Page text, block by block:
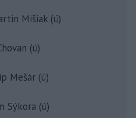
Mišiak (ú)
(ú)
Mešár (ú)
Sýkora (ú)